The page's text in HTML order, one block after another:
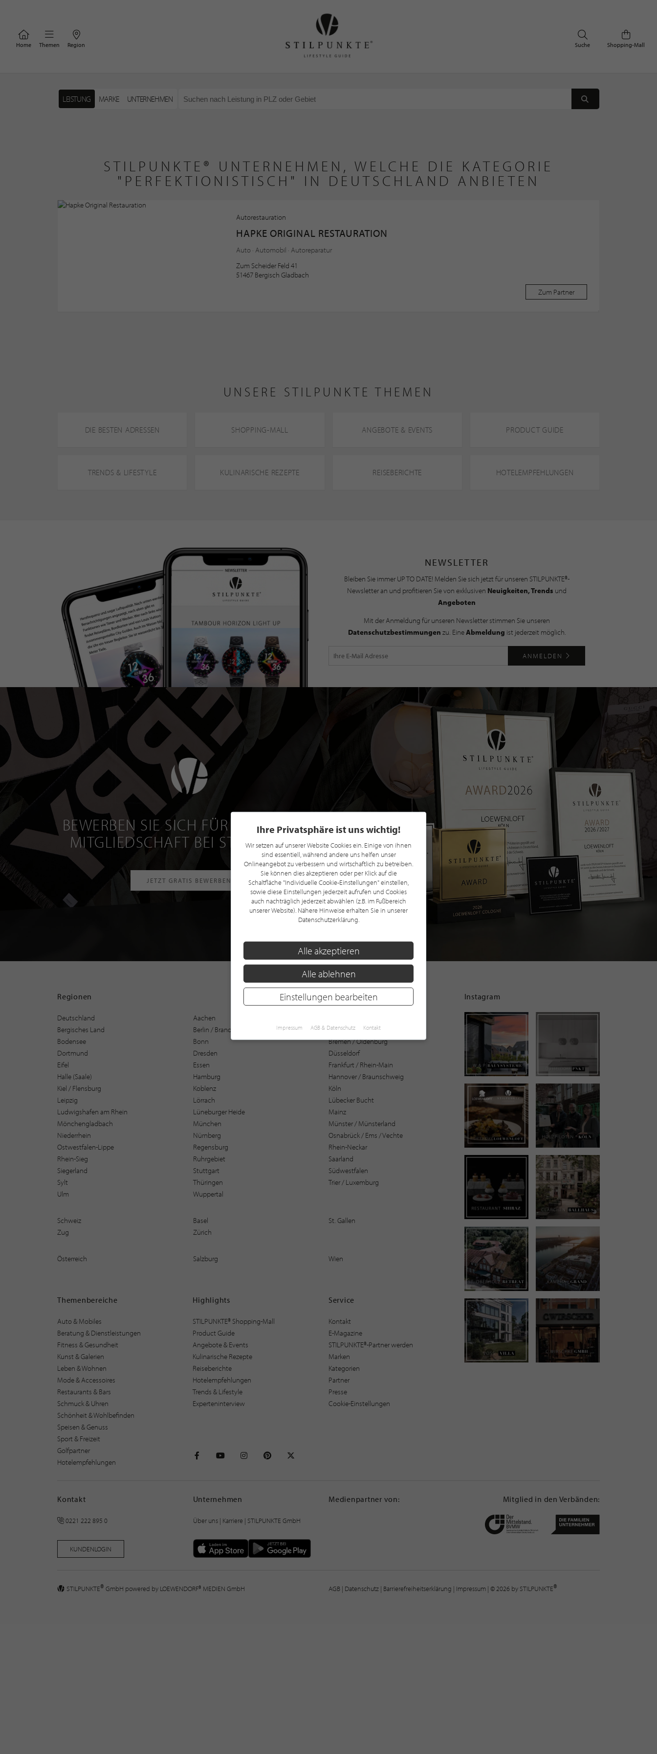
Home Themen Region Shopping-Mall
Suche
LEISTUNG MARKE UNTERNEHMEN
STILPUNKTE® UNTERNEHMEN, WELCHE DIE KATEGORIE
"PERFEKTIONISTISCH" IN DEUTSCHLAND ANBIETEN
Autorestauration
HAPKE ORIGINAL RESTAURATION
Auto · Automobil · Autoreparatur
Zum Scheider Feld 41
51467 Bergisch Gladbach
Zum Partner
UNSERE STILPUNKTE THEMEN
DIE BESTEN ADRESSEN SHOPPING-MALL ANGEBOTE & EVENTS PRODUCT GUIDE
TRENDS & LIFESTYLE KULINARISCHE REZEPTE REISEBERICHTE HOTELEMPFEHLUNGEN
NEWSLETTER
Bleiben Sie immer UP TO DATE! Melden Sie sich jetzt für unseren STILPUNKTE®-
Newsletter an und profitieren Sie von exklusiven Neuigkeiten, Trends und
Angeboten
Mit der Anmeldung für unseren Newsletter stimmen Sie unseren
Datenschutzbestimmungen zu. EineAbmeldung ist jederzeit möglich.
ANMELDEN
BEWERBEN SIE SICH FÜR EINE GRATIS
MITGLIEDSCHAFT BEI STILPUNKTE®
JETZT GRATIS BEWERBEN
Regionen
Deutschland Aachen
Bergisches Land
Berlin / Brandenburg
Bochum
Bodensee
Bonn
Bremen / Oldenburg
Dortmund
Dresden
Düsseldorf
Eifel
Essen
Frankfurt / Rhein-Main
Halle (Saale)
Hamburg
Hannover / Braunschweig
Kiel / Flensburg
Koblenz
Köln
Leipzig
Lörrach
Lübecker Bucht
Ludwigshafen am Rhein
Lüneburger Heide
Mainz
Mönchengladbach
München
Münster / Münsterland
Niederrhein
Nürnberg
Osnabrück / Ems / Vechte
Ostwestfalen-Lippe
Regensburg
Rhein-Neckar
Rhein-Sieg
Ruhrgebiet
Saarland
Siegerland
Stuttgart
Südwestfalen
Sylt
Thüringen
Trier / Luxemburg
Ulm
Wuppertal
Schweiz Basel
St. Gallen
Zug
Zürich
Österreich Salzburg Wien
Themenbereiche
Auto & Mobiles
Beratung & Dienstleistungen
Fitness & Gesundheit
Kunst & Galerien
Leben & Wohnen
Mode & Accessoires
Restaurants & Bars
Schmuck & Uhren
Schönheit & Wohlbefinden
Speisen & Genuss
Sport & Freizeit
Golfpartner
Hotelempfehlungen
Highlights
STILPUNKTE® Shopping-Mall
Product Guide
Angebote & Events
Kulinarische Rezepte
Reiseberichte
Hotelempfehlungen
Trends & Lifestyle
Experteninterview
Service
Kontakt
E-Magazine
STILPUNKTE®-Partner werden
Marken
Kategorien
Partner
Presse
Cookie-Einstellungen
Instagram
Kontakt
0221 222 895 0
KUNDENLOGIN
Unternehmen
Über uns| Karriere | STILPUNKTE GmbH
Medienpartner von: Mitglied in den Verbänden:
STILPUNKTE® GmbH powered by LOEWENDORF® MEDIEN GmbH AGB | Datenschutz | Barrierefreiheitserklärung | Impressum | © 2026 by STILPUNKTE®
Ihre Privatsphäre ist uns wichtig!
Wir setzen auf unserer Website Cookies ein. Einige von ihnen
sind essentiell, während andere uns helfen unser
Onlineangebot zu verbessern und wirtschaftlich zu betreiben.
Sie können dies akzeptieren oder per Klick auf die
Schaltfläche "Individuelle Cookie-Einstellungen" einstellen,
sowie diese Einstellungen jederzeit aufrufen und Cookies
auch nachträglich jederzeit abwählen (z.B. im Fußbereich
unserer Website). Nähere Hinweise erhalten Sie in unserer
Datenschutzerklärung.
Alle akzeptieren
Alle ablehnen
Einstellungen bearbeiten
Impressum AGB & Datenschutz Kontakt